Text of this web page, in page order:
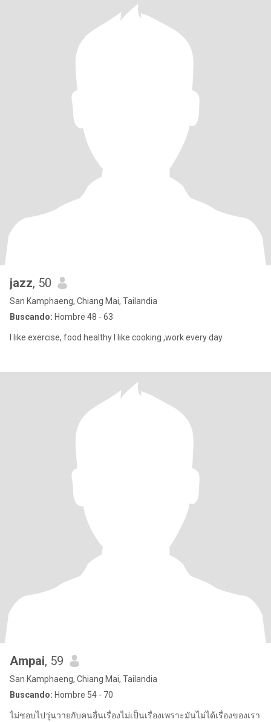
jazz, 50
San Kamphaeng, Chiang Mai, Tailandia
Buscando: Hombre 48 - 63
I like exercise, food healthy l like cooking ,work every day
Ampai, 59
San Kamphaeng, Chiang Mai, Tailandia
Buscando: Hombre 54 - 70
ไม่ชอบไปวุ่นวายกับคนอื่นเรื่องไม่เป็นเรื่องเพราะมันไม่ได้เรื่องของเรา